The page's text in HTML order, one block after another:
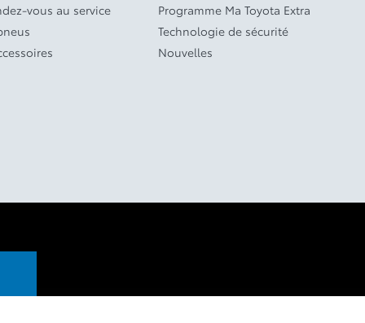
vous au service
Programme Ma Toyota Extra
Technologie de sécurité
Nouvelles